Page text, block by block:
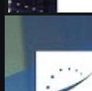
Johnson
카운터 스트라이크 2
Boombl4 인터뷰
IEM 쾰른 메이저